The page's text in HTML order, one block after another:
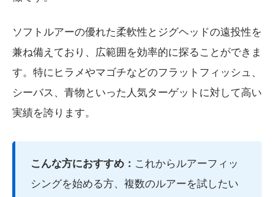
ソフトルアーの優れた柔軟性とジグヘッドの遠投性を
兼ね備えており、広範囲を効率的に探ることができま
す。特にヒラメやマゴチなどのフラットフィッシュ、
シーバス、青物といった人気ターゲットに対して高い
実績を誇ります。
こんな方におすすめ： これからルアーフィッ
シングを始める方、複数のルアーを試したい